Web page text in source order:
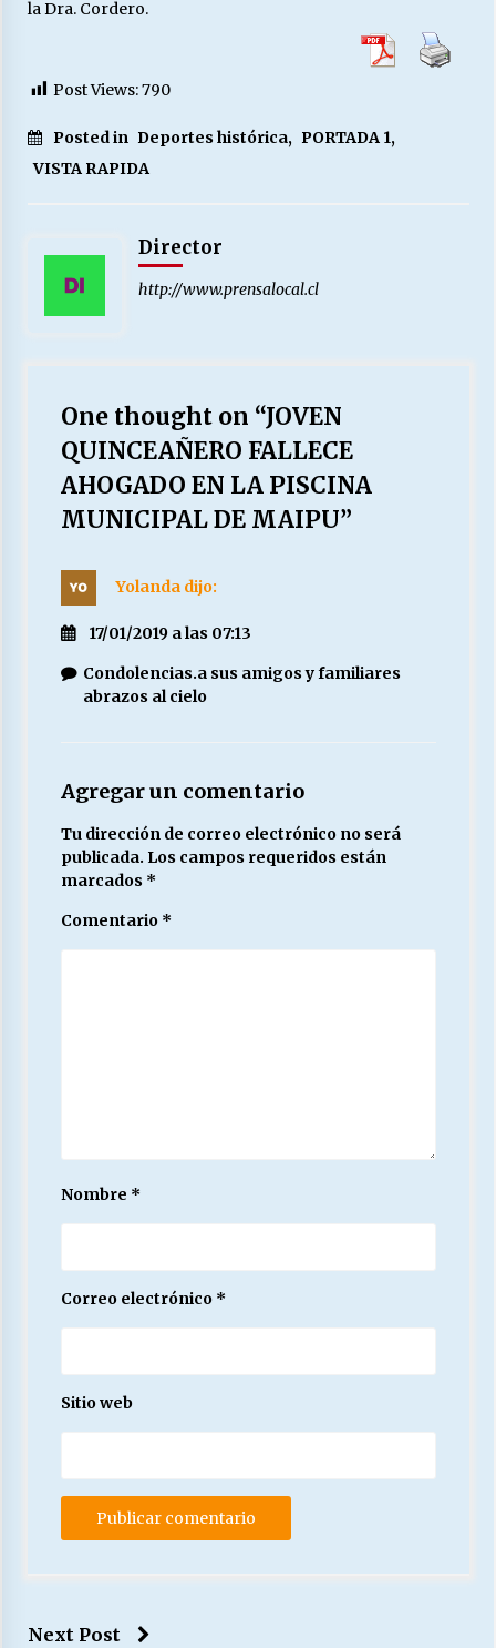
la Dra. Cordero.
Post Views:790
Posted in Deportes histórica, PORTADA 1,
VISTA RAPIDA
Director
http://www.prensalocal.cl
One thought on “JOVEN
QUINCEAÑERO FALLECE
AHOGADO EN LA PISCINA
MUNICIPAL DE MAIPU”
Yolanda dijo:
17/01/2019 a las 07:13
Condolencias.a sus amigos y familiares
abrazos al cielo
Agregar un comentario
Tu dirección de correo electrónico no será
publicada. Los campos requeridos están
marcados *
Comentario *
Nombre *
Correo electrónico *
Sitio web
Next Post